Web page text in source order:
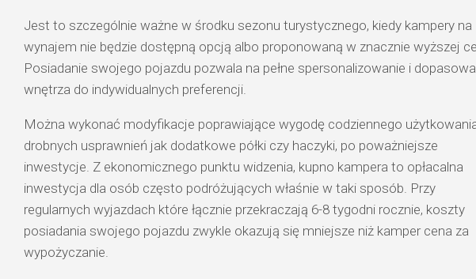
Jest to szczególnie ważne w środku sezonu turystycznego, kiedy kampery na
wynajem nie będzie dostępną opcją albo proponowaną w znacznie wyższej
Posiadanie swojego pojazdu pozwala na pełne spersonalizowanie i
wnętrza do indywidualnych preferencji.
Można wykonać modyfikacje poprawiające wygodę codziennego
drobnych usprawnień jak dodatkowe półki czy haczyki, po poważniejsze
inwestycje. Z ekonomicznego punktu widzenia, kupno kampera to opłacalna
inwestycja dla osób często podróżujących właśnie w taki sposób. Przy
regularnych wyjazdach które łącznie przekraczają 6-8 tygodni rocznie, koszty
posiadania swojego pojazdu zwykle okazują się mniejsze niż kamper cena za
wypożyczanie.